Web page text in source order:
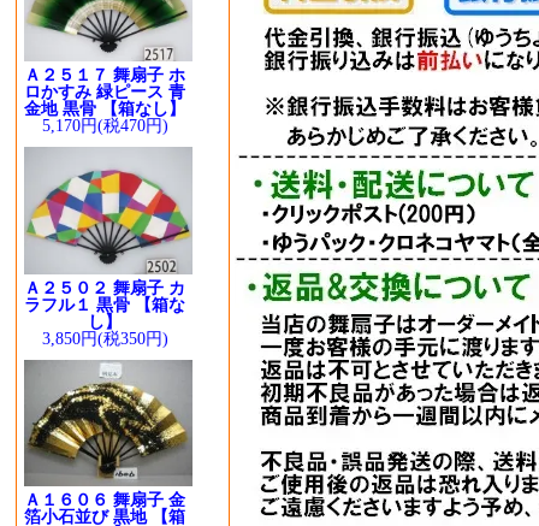
Ａ２５１７ 舞扇子 ホ
ロかすみ 緑ピース 青
金地 黒骨 【箱なし】
5,170円(税470円)
Ａ２５０２ 舞扇子 カ
ラフル１ 黒骨 【箱な
し】
3,850円(税350円)
Ａ１６０６ 舞扇子 金
箔小石並び 黒地 【箱